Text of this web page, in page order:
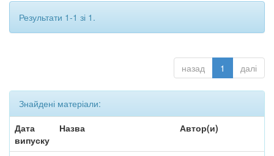
Результати 1-1 зі 1.
назад 1 далі
Знайдені матеріали:
Дата
випуску
Назва Автор(и)